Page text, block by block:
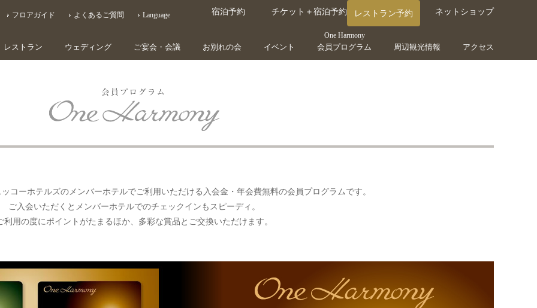
フロアガイド よくあるご質問 Language 宿泊予約 チケット＋宿泊予約 レストラン予約 ネットショップ
レストラン ウェディング ご宴会・会議 お別れの会 イベント
One Harmony
会員プログラム 周辺観光情報 アクセス
コーホテルズのメンバーホテルでご利用いただける入会金・年会費無料の会員プログラムです。
ご入会いただくとメンバーホテルでのチェックインもスピーディ。
利用の度にポイントがたまるほか、多彩な賞品とご交換いただけます。